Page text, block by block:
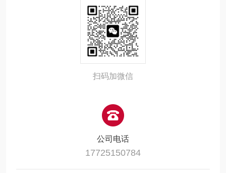
扫码加微信
公司电话
17725150784